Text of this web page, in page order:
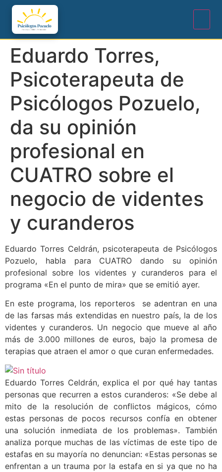
Eduardo Torres,
Psicoterapeuta de
Psicólogos Pozuelo,
da su opinión
profesional en
CUATRO sobre el
negocio de videntes
y curanderos
Eduardo Torres Celdrán, psicoterapeuta de Psicólogos
Pozuelo, habla para CUATRO dando su opinión
profesional sobre los videntes y curanderos para el
programa «En el punto de mira» que se emitió ayer.
En este programa, los reporteros se adentran en una
de las farsas más extendidas en nuestro país, la de los
videntes y curanderos. Un negocio que mueve al año
más de 3.000 millones de euros, bajo la promesa de
terapias que atraen el amor o que curan enfermedades.
Eduardo Torres Celdrán, explica el por qué hay tantas
personas que recurren a estos curanderos: «Se debe al
mito de la resolución de conflictos mágicos, cómo
estas personas de pocos recursos confía en obtener
una solución inmediata de los problemas». También
analiza porque muchas de las víctimas de este tipo de
estafas en su mayoría no denuncian: «Estas personas se
enfrentan a un trauma por la estafa en si ya que no ha